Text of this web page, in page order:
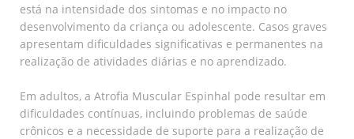
está na intensidade dos sintomas e no impacto no
desenvolvimento da criança ou adolescente. Casos graves
apresentam dificuldades significativas e permanentes na
realização de atividades diárias e no aprendizado.
Em adultos, a Atrofia Muscular Espinhal pode resultar em
dificuldades contínuas, incluindo problemas de saúde
crônicos e a necessidade de suporte para a realização de